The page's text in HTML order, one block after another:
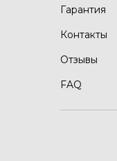
Гарантия
Контакты
Отзывы
FAQ